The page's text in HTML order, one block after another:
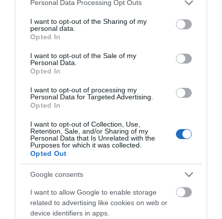
not limited to your visit or usage behaviour. You may click to
grant or deny consent to Google and its third-party tags to
use your data for below specified purposes in below Google
consent section.
Personal Data Processing Opt Outs
I want to opt-out of the Sharing of my
personal data.
Opted In
I want to opt-out of the Sale of my
Personal Data.
Opted In
I want to opt-out of processing my
Personal Data for Targeted Advertising.
Opted In
I want to opt-out of Collection, Use,
Retention, Sale, and/or Sharing of my
Personal Data that Is Unrelated with the
Purposes for which it was collected.
Opted Out
Google consents
I want to allow Google to enable storage
related to advertising like cookies on web or
device identifiers in apps.
έναρξη!
07.08.2026 | 10:45
Τι είναι οι γανωματήδες και γιατί
Εύβοιας;
07.08.2026 | 10:30
Συγκλονίζει μαρτυρία εθελοντή
στην Εύβοια: Ετσι σώθηκε το
Προκόπι από τη μεγάλη φωτιά
07.08.2026 | 10:15
Είσαι διακοπές στην Εύβοια και
θες γεύσεις στα κάρβουνα; Έλα
Σίμος Κεδίκογλου: Η κίνηση του
βουλευτή που «τρέλανε»